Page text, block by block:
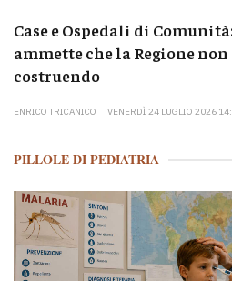
Case e Ospedali di
ammette che la Regione non
costruendo
ENRICO TRICANICO VENERDÌ 24 LUGLIO 2026
PILLOLE DI PEDIATRIA